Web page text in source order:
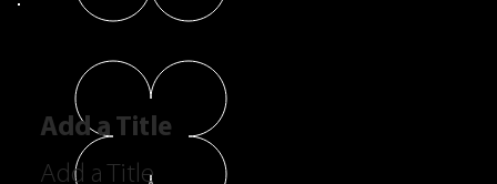
Add a Title
Add a Title